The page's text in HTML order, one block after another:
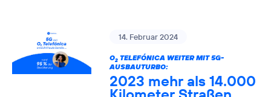
14. Februar 2024
O2TELEFÓNICA WEITER MIT 5G-
AUSBAUTURBO:
2023 mehr als 14.000